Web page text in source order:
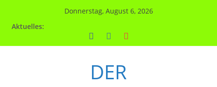
Donnerstag, August 6, 2026
Aktuelles:
DER